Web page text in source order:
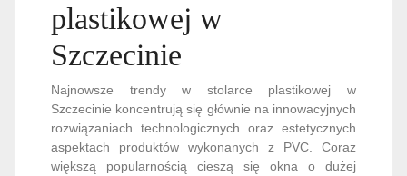
plastikowej w
Szczecinie
Najnowsze trendy w stolarce plastikowej w
Szczecinie koncentrują się głównie na innowacyjnych
rozwiązaniach technologicznych oraz estetycznych
aspektach produktów wykonanych z PVC. Coraz
większą popularnością cieszą się okna o dużej